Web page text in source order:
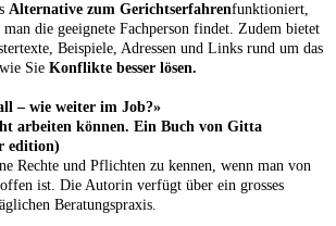
Alternative zum Gerichtserfahrenfunktioniert,
die geeignete Fachperson findet. Zudem bietet
Beispiele, Adressen und Links rund um das
Sie Konflikte besser lösen.
– wie weiter im Job?»
arbeiten können. Ein Buch von Gitta
edition)
Rechte und Pflichten zu kennen, wenn man von
ist. Die Autorin verfügt über ein grosses
Beratungspraxis.